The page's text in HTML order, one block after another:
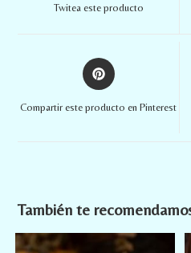
Twitea este producto
Compartir este producto en Pinterest
También te